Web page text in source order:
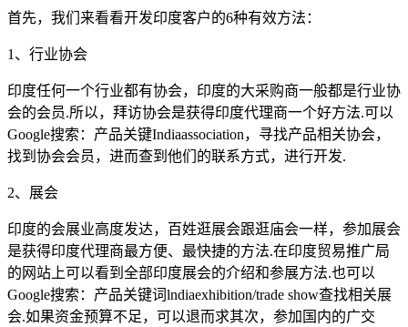
首先，我们来看看开发印度客户的6种有效方法：
1、行业协会
印度任何一个行业都有协会，印度的大采购商一般都是行业协
会的会员.所以，拜访协会是获得印度代理商一个好方法.可以
Google搜索：产品关键Indiaassociation，寻找产品相关协会，
找到协会会员，进而查到他们的联系方式，进行开发.
2、展会
印度的会展业高度发达，百姓逛展会跟逛庙会一样，参加展会
是获得印度代理商最方便、最快捷的方法.在印度贸易推广局
的网站上可以看到全部印度展会的介绍和参展方法.也可以
Google搜索：产品关键词lndiaexhibition/trade show查找相关展
会.如果资金预算不足，可以退而求其次，参加国内的广交